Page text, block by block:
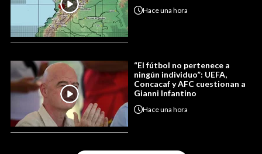
Haceuna hora
“El fútbol no pertenece a
ningún individuo”: UEFA,
Concacaf y AFC cuestionan a
Gianni Infantino
Haceuna hora